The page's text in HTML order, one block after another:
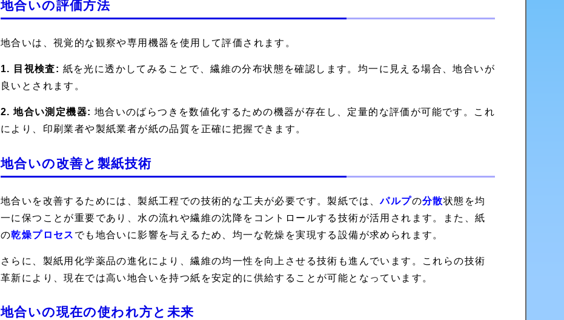
地合いの評価方法
地合いは、視覚的な観察や専用機器を使用して評価されます。
1. 目視検査: 紙を光に透かしてみることで、繊維の分布状態を確認します。均一に見える場合、地合いが
良いとされます。
2. 地合い測定機器: 地合いのばらつきを数値化するための機器が存在し、定量的な評価が可能です。これ
により、印刷業者や製紙業者が紙の品質を正確に把握できます。
地合いの改善と製紙技術
地合いを改善するためには、製紙工程での技術的な工夫が必要です。製紙では、パルプの分散状態を均
一に保つことが重要であり、水の流れや繊維の沈降をコントロールする技術が活用されます。また、紙
の乾燥プロセス でも地合いに影響を与えるため、均一な乾燥を実現する設備が求められます。
さらに、製紙用化学薬品の進化により、繊維の均一性を向上させる技術も進んでいます。これらの技術
革新により、現在では高い地合いを持つ紙を安定的に供給することが可能となっています。
地合いの現在の使われ方と未来